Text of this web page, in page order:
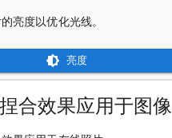
亮度以优化光线。
亮度
合效果应用于图像